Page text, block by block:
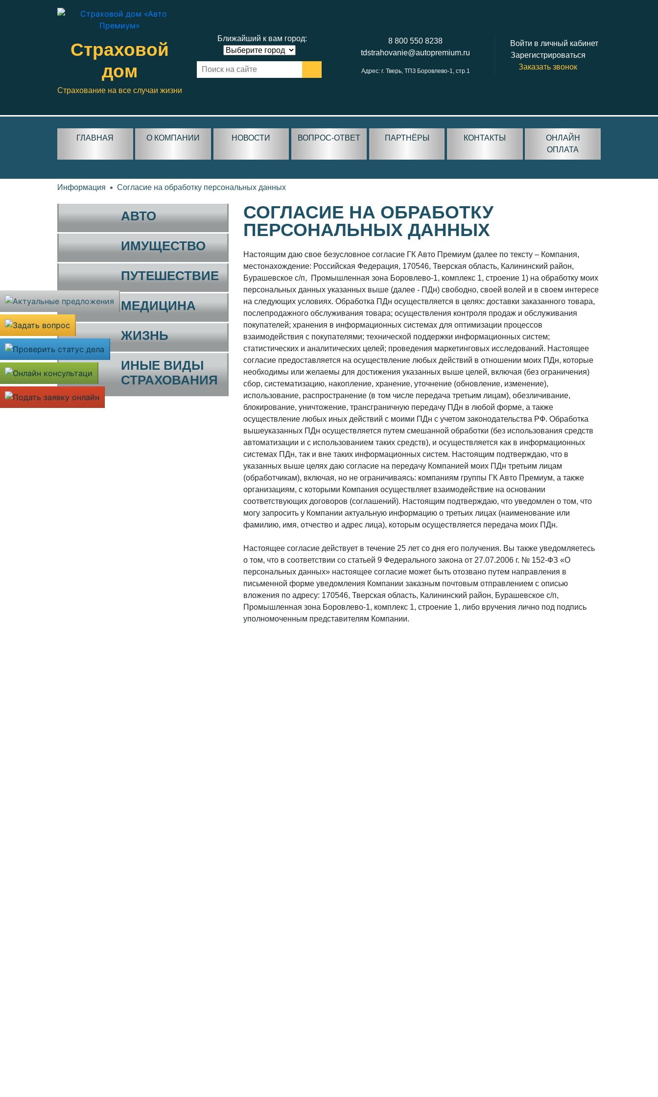
Страховой
дом
Страхование на все случаи жизни
Ближайший к вам город:
8 800 550 8238
tdstrahovanie@autopremium.ru
Адрес: г. Тверь, ТПЗ Боровлево-1, стр.1
Войти в личный кабинет
Зарегистрироваться
Заказать звонок
ГЛАВНАЯ О КОМПАНИИ НОВОСТИ ВОПРОС-ОТВЕТ ПАРТНЁРЫ КОНТАКТЫ
ОНЛАЙН
ОПЛАТА
Информация Согласие на обработку персональных данных
АВТО
ИМУЩЕСТВО
ПУТЕШЕСТВИЕ
МЕДИЦИНА
ЖИЗНЬ
ИНЫЕ ВИДЫ
СТРАХОВАНИЯ
СОГЛАСИЕ НА ОБРАБОТКУ
ПЕРСОНАЛЬНЫХ ДАННЫХ
Настоящим даю свое безусловное согласие ГК Авто Премиум (далее по тексту – Компания,
местонахождение: Российская Федерация, 170546, Тверская область, Калининский район,
Бурашевское с/п, Промышленная зона Боровлево-1, комплекс 1, строение 1) на обработку моих
персональных данных указанных выше (далее - ПДн) свободно, своей волей и в своем интересе
на следующих условиях. Обработка ПДн осуществляется в целях: доставки заказанного товара,
послепродажного обслуживания товара; осуществления контроля продаж и обслуживания
покупателей; хранения в информационных системах для оптимизации процессов
взаимодействия с покупателями; технической поддержки информационных систем;
статистических и аналитических целей; проведения маркетинговых исследований. Настоящее
согласие предоставляется на осуществление любых действий в отношении моих ПДн, которые
необходимы или желаемы для достижения указанных выше целей, включая (без ограничения)
сбор, систематизацию, накопление, хранение, уточнение (обновление, изменение),
использование, распространение (в том числе передача третьим лицам), обезличивание,
блокирование, уничтожение, трансграничную передачу ПДн в любой форме, а также
осуществление любых иных действий с моими ПДн с учетом законодательства РФ. Обработка
вышеуказанных ПДн осуществляется путем смешанной обработки (без использования средств
автоматизации и с использованием таких средств), и осуществляется как в информационных
системах ПДн, так и вне таких информационных систем. Настоящим подтверждаю, что в
указанных выше целях даю согласие на передачу Компанией моих ПДн третьим лицам
(обработчикам), включая, но не ограничиваясь: компаниям группы ГК Авто Премиум, а также
организациям, с которыми Компания осуществляет взаимодействие на основании
соответствующих договоров (соглашений). Настоящим подтверждаю, что уведомлен о том, что
могу запросить у Компании актуальную информацию о третьих лицах (наименование или
фамилию, имя, отчество и адрес лица), которым осуществляется передача моих ПДн.
Настоящее согласие действует в течение 25 лет со дня его получения. Вы также уведомляетесь
о том, что в соответствии со статьей 9 Федерального закона от 27.07.2006 г. № 152-ФЗ «О
персональных данных» настоящее согласие может быть отозвано путем направления в
письменной форме уведомления Компании заказным почтовым отправлением с описью
вложения по адресу: 170546, Тверская область, Калининский район, Бурашевское с/п,
Промышленная зона Боровлево-1, комплекс 1, строение 1, либо вручения лично под подпись
уполномоченным представителям Компании.